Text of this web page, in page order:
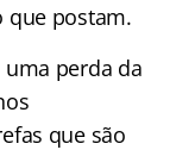
que postam.
perda da
que são